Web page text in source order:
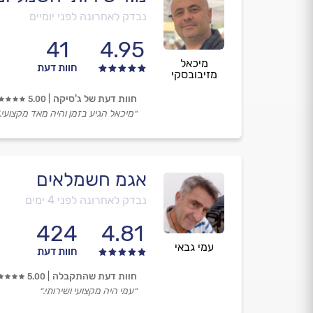
מיכאל
מזיבובסקי
נבדק לאחרונה לפני יומיים
4.95
41
חוות דעת
חוות דעת של ג'סיקה 5.00
״מיכאל הגיע בזמן והיה מאד
עמי גבאי
אגמ חשמלאים
נבדק לאחרונה לפני 4 ימים
4.81
424
חוות דעת
חוות דעת שהתקבלה 5.00
״עמי היה מקצועי ושירותי.״